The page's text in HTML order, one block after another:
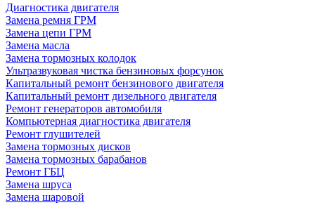
Диагностика двигателя
Замена ремня ГРМ
Замена цепи ГРМ
Замена масла
Замена тормозных колодок
Ультразвуковая чистка бензиновых форсунок
Капитальный ремонт бензинового двигателя
Капитальный ремонт дизельного двигателя
Ремонт генераторов автомобиля
Компьютерная диагностика двигателя
Ремонт глушителей
Замена тормозных дисков
Замена тормозных барабанов
Ремонт ГБЦ
Замена шруса
Замена шаровой